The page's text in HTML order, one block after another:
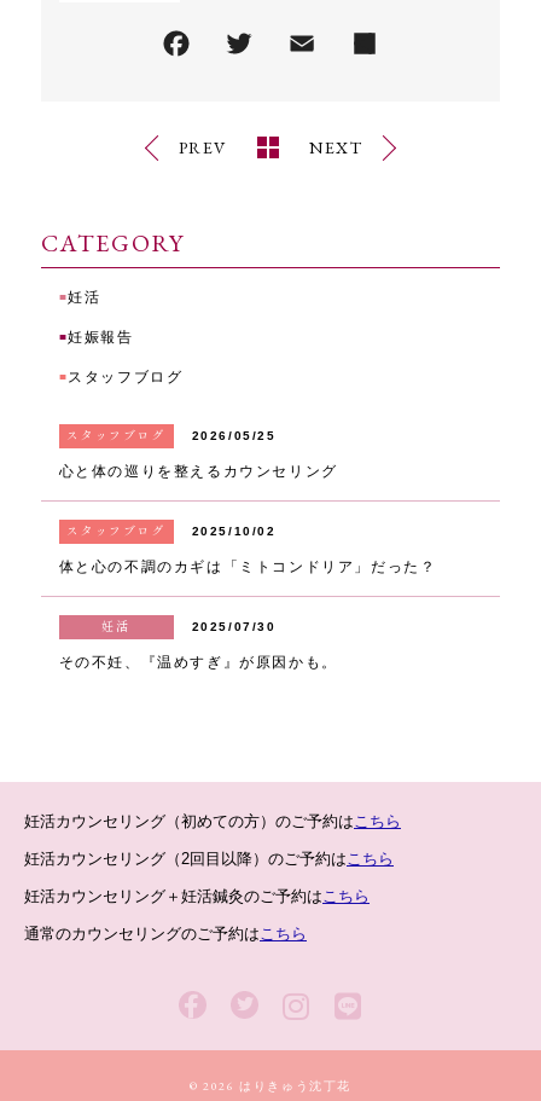
PREV NEXT
CATEGORY
■妊活
■妊娠報告
■スタッフブログ
スタッフブログ 2026/05/25
心と体の巡りを整えるカウンセリング
スタッフブログ 2025/10/02
体と心の不調のカギは「ミトコンドリア」だった？
妊活 2025/07/30
その不妊、『温めすぎ』が原因かも。
妊活カウンセリング（初めての方）のご予約は こちら
妊活カウンセリング（2回目以降）のご予約は こちら
妊活カウンセリング＋妊活鍼灸のご予約は こちら
通常のカウンセリングのご予約は こちら
© 2026 はりきゅう沈丁花